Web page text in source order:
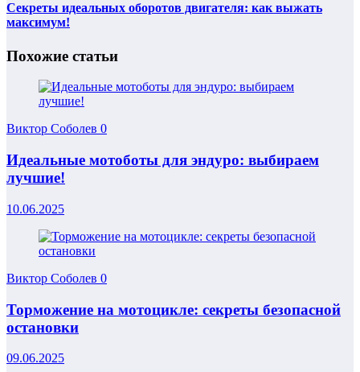
Секреты идеальных оборотов двигателя: как выжать
максимум!
Похожие статьи
Виктор Соболев 0
Идеальные мотоботы для эндуро: выбираем
лучшие!
10.06.2025
Виктор Соболев 0
Торможение на мотоцикле: секреты безопасной
остановки
09.06.2025